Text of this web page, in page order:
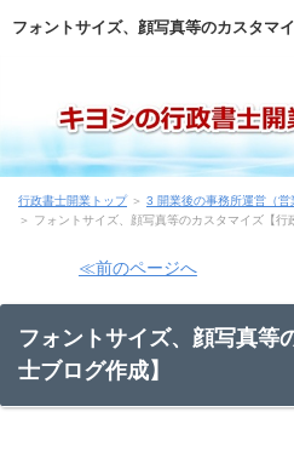
フォントサイズ、顔写真等のカスタマ
自己紹介
目次
登録申請まで
申請後～開業前
営業
行政書士開業トップ＞ 3 開業後の事務所運営（営
＞ フォントサイズ、顔写真等のカスタマイズ【行
≪前のページへ
フォントサイズ、顔写真等
士ブログ作成】